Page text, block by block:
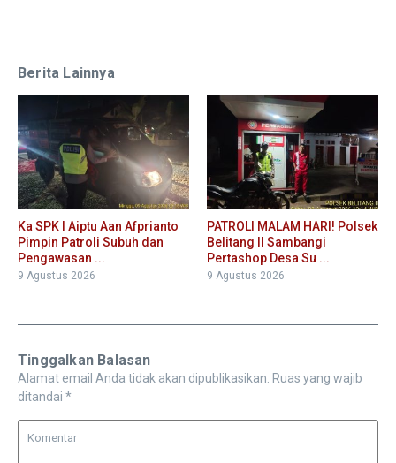
Berita Lainnya
Ka SPK I Aiptu Aan Afprianto
Pimpin Patroli Subuh dan
Pengawasan ...
9 Agustus 2026
PATROLI MALAM HARI! Polsek
Belitang II Sambangi
Pertashop Desa Su ...
9 Agustus 2026
Tinggalkan Balasan
Alamat email Anda tidak akan dipublikasikan. Ruas yang wajib
ditandai *